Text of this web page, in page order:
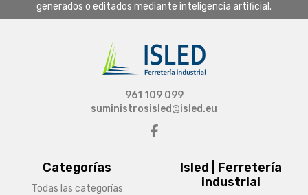
generados o editados mediante inteligencia artificial.
Categorías
Todas las categorías
Isled | Ferretería
industrial
961 109 099
suministrosisled@isled.eu